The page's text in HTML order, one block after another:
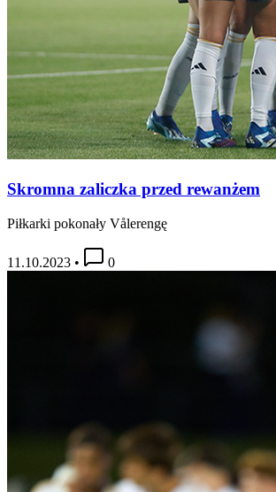
Skromna zaliczka przed rewanżem
Piłkarki pokonały Vålerengę
11.10.2023 • 0